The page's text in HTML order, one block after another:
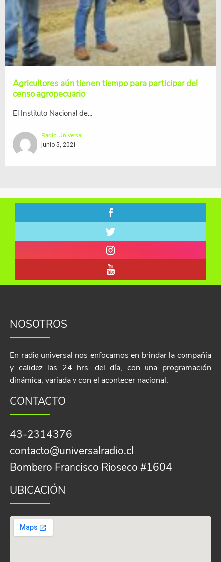
Agricultores aún tienen tiempo para participar del
censo agropecuario
El Instituto Nacional de...
Radio Universal
junio 5, 2021
NOSOTROS
En radio universal nos enfocamos en brindar la compañía
y calidez las 24 hrs. del día, con una programación
dinámica, variada y con el acontecer nacional.
CONTACTO
43-2314376
contacto@universalradio.cl
Bombero Francisco Rioseco #1604
UBICACIÓN